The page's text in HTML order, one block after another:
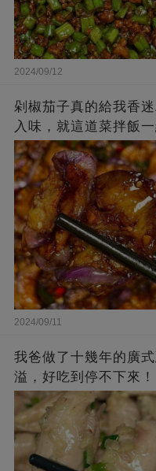
2024/09/12
剁椒茄子真的給我香
入味，就這道菜拌飯一
2024/09/11
我爸做了十幾年的廣
溢，好吃到停不下來！